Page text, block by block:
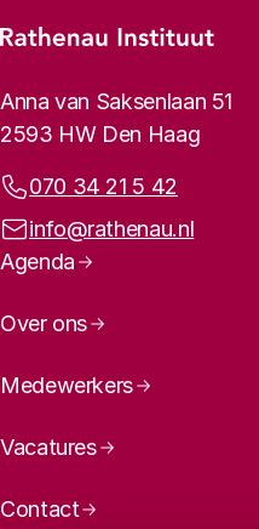
Footer-menu
Rathenau logo, naar de
Contactinformatie
Anna van Saksenlaan 51
2593 HW Den Haag
Telefoonnummer:
070 34 21 5 42
E-mailadres:
info@rathenau.nl
Paginanavigatie
Agenda
Over ons
Medewerkers
Vacatures
Contact